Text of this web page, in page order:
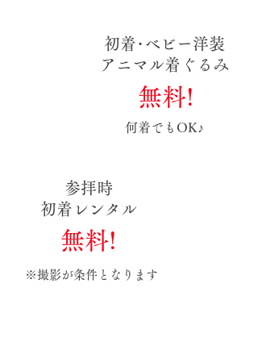
初着･ベビー洋装
​アニマル着ぐるみ
無料!
何着でもOK♪
​参拝時
​初着レンタル
無料!
※撮影が条件となります